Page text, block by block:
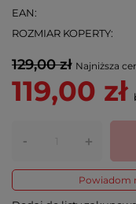
EAN
ROZMIAR KOPERTY
129,00 zł Najniższa
119,00 zł
- +
Powiadom